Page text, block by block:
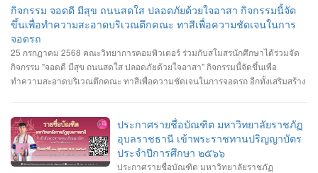
กิจกรรม จอดดี มีสุข ถนนสดใส ปลอดภัยด้วยใจอาสา กิจกรรมนี้จัด
ขึ้นเพื่อทำความสะอาดบริเวณตึกคณะ ทาสีเพื่อความชัดเจนในการ
จอดรถ
25 กรกฏาคม 2568 คณะวิทยาการคอมพิวเตอร์ ร่วมกับสโมสรนักศึกษาได้ร่วมจัด
กิจกรรม "จอดดี มีสุข ถนนสดใส ปลอดภัยด้วยใจอาสา" กิจกรรมนี้จัดขึ้นเพื่อ
ทำความสะอาดบริเวณตึกคณะ ทาสีเพื่อความชัดเจนในการจอดรถ อีกทั้งเสริมสร้าง
ประกาศรายชื่อบัณฑิต มหาวิทยาลัยราชภัฏ
อุบลราชธานี เข้าพระราชทานปริญญาบัตร
ประจำปีการศึกษา ๒๕๖๖
ประกาศรายชื่อบัณฑิต มหาวิทยาลัยราชภัฏ